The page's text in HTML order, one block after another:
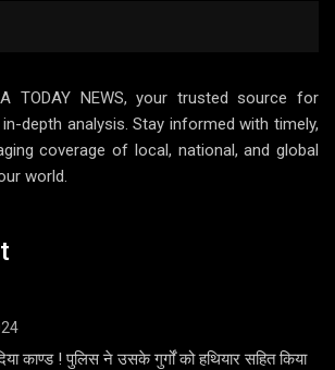
TODAY NEWS, your trusted source for
depth analysis. Stay informed with timely,
coverage of local, national, and global
world.
काण्ड ! पुलिस ने उसके गुर्गों को हथियार सहित किया